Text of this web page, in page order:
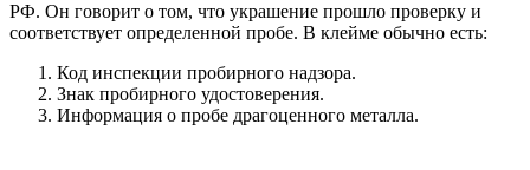
РФ. Он говорит о том, что украшение прошло проверку и
соответствует определенной пробе. В клейме обычно есть:
Код инспекции пробирного надзора.
Знак пробирного удостоверения.
Информация о пробе драгоценного металла.